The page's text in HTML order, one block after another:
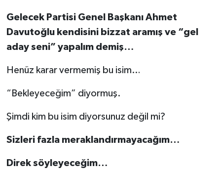
Gelecek Partisi Genel Başkanı Ahmet
Davutoğlu kendisini bizzat aramış ve “gel
aday seni” yapalım demiş…
Henüz karar vermemiş bu isim…
“Bekleyeceğim” diyormuş.
Şimdi kim bu isim diyorsunuz değil mi?
Sizleri fazla meraklandırmayacağım…
Direk söyleyeceğim…